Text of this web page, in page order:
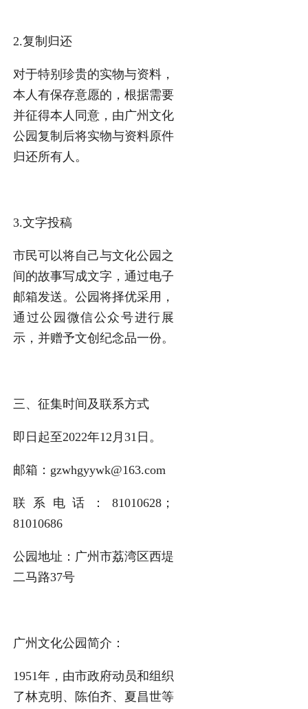
2.复制归还
对于特别珍贵的实物与资料，
本人有保存意愿的，根据需要
并征得本人同意，由广州文化
公园复制后将实物与资料原件
归还所有人。
3.文字投稿
市民可以将自己与文化公园之
间的故事写成文字，通过电子
邮箱发送。公园将择优采用，
通过公园微信公众号进行展
示，并赠予文创纪念品一份。
三、征集时间及联系方式
即日起至2022年12月31日 。
邮箱： gzwhgyywk@163.com
联系电话：81010628；
81010686
公园地址：广州市荔湾区西堤
二马路37号
广州文化公园简介：
1951年，由市政府动员和组织
了林克明、陈伯齐、夏昌世等